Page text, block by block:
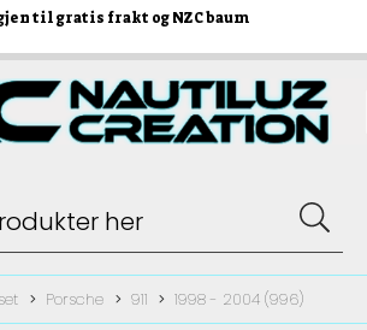
til gratis frakt og NZC baum
Porsche 911 1998 - 2004 (996)